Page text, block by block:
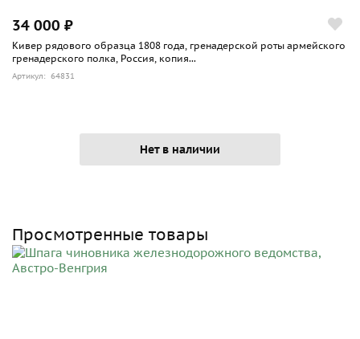
34 000 ₽
Кивер рядового образца 1808 года, гренадерской роты армейского
гренадерского полка, Россия, копия...
Артикул: 64831
Нет в наличии
Просмотренные товары